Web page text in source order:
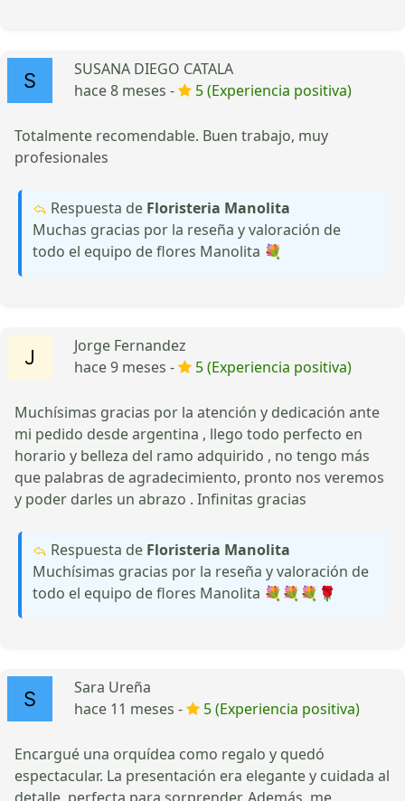
SUSANA DIEGO CATALA
hace 8 meses -
5 (Experiencia positiva)
Totalmente recomendable. Buen trabajo, muy
profesionales
Respuesta de Floristeria Manolita
Muchas gracias por la reseña y valoración de
todo el equipo de flores Manolita 💐
Jorge Fernandez
hace 9 meses -
5 (Experiencia positiva)
Muchísimas gracias por la atención y dedicación ante
mi pedido desde argentina , llego todo perfecto en
horario y belleza del ramo adquirido , no tengo más
que palabras de agradecimiento, pronto nos veremos
y poder darles un abrazo . Infinitas gracias
Respuesta de Floristeria Manolita
Muchísimas gracias por la reseña y valoración de
todo el equipo de flores Manolita 💐💐💐🌹
Sara Ureña
hace 11 meses -
5 (Experiencia positiva)
Encargué una orquídea como regalo y quedó
espectacular. La presentación era elegante y cuidada al